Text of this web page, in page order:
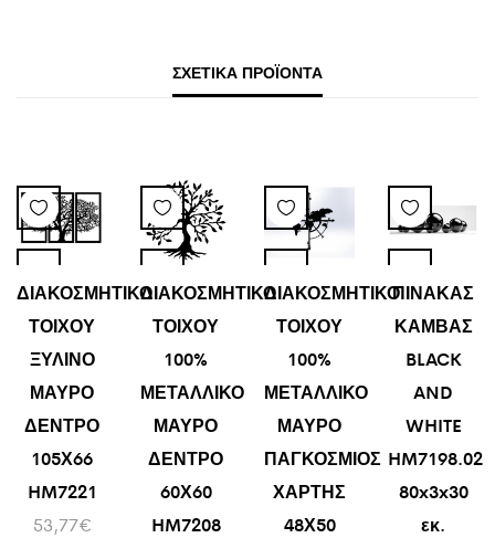
ΣΧΕΤΙΚΆ ΠΡΟΪΌΝΤΑ
ΔΙΑΚΟΣΜΗΤΙΚΟ
ΤΟΙΧΟΥ
ΞΥΛΙΝΟ
ΜΑΥΡΟ
ΔΕΝΤΡΟ
105Χ66
HM7221
53,77€
ΔΙΑΚΟΣΜΗΤΙΚΟ
ΤΟΙΧΟΥ
100%
ΜΕΤΑΛΛΙΚΟ
ΜΑΥΡΟ
ΔΕΝΤΡΟ
60Χ60
HM7208
ΔΙΑΚΟΣΜΗΤΙΚΟ
ΤΟΙΧΟΥ
100%
ΜΕΤΑΛΛΙΚΟ
ΜΑΥΡΟ
ΠΑΓΚΟΣΜΙΟΣ
ΧΑΡΤΗΣ
48Χ50
ΠΙΝΑΚΑΣ
ΚΑΜΒΑΣ
BLACK
AND
WHITE
HM7198.02
80x3x30
εκ.